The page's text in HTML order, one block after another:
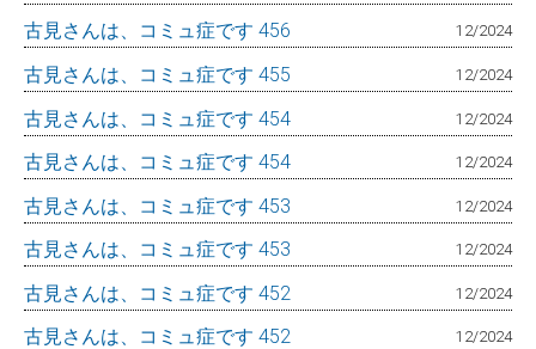
古見さんは、コミュ症です 456 12/2024
古見さんは、コミュ症です 455 12/2024
古見さんは、コミュ症です 454 12/2024
古見さんは、コミュ症です 454 12/2024
古見さんは、コミュ症です 453 12/2024
古見さんは、コミュ症です 453 12/2024
古見さんは、コミュ症です 452 12/2024
古見さんは、コミュ症です 452 12/2024